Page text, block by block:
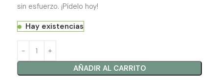
sin esfuerzo. ¡Pídelo hoy!
Hay existencias
AÑADIR AL CARRITO